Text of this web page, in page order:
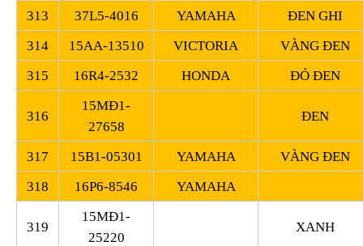
313
37L5-4016 YAMAHA
ĐEN GHI
314
15AA-13510 VICTORIA
VÀNG ĐEN
315
16R4-2532 HONDA ĐỎ ĐEN
316
15MĐ1-
27658
ĐEN
317 15B1-05301 YAMAHA
VÀNG ĐEN
318
16P6-8546 YAMAHA
319
15MĐ1-
25220
XANH